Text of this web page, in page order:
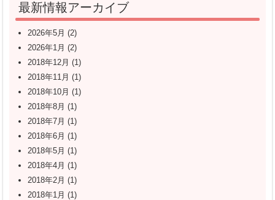
最新情報アーカイブ
2026年5月 (2)
2026年1月 (2)
2018年12月 (1)
2018年11月 (1)
2018年10月 (1)
2018年8月 (1)
2018年7月 (1)
2018年6月 (1)
2018年5月 (1)
2018年4月 (1)
2018年2月 (1)
2018年1月 (1)